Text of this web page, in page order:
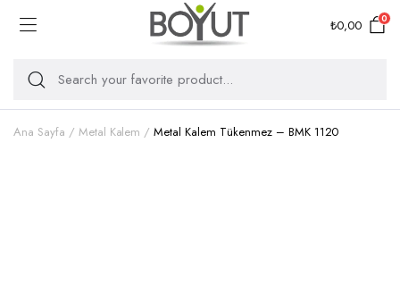
₺0,00 0
Ana Sayfa Metal Kalem Metal Kalem Tükenmez – BMK 1120